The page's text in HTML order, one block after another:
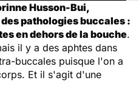
Husson-Bui,
pathologies buccales :
en dehors de la bouche.
il y a des aphtes dans
buccales puisque l'on a
Et il s'agit d'une